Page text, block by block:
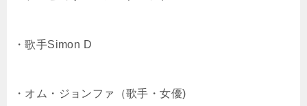
・歌手Simon D
・オム・ジョンファ（歌手・女優)